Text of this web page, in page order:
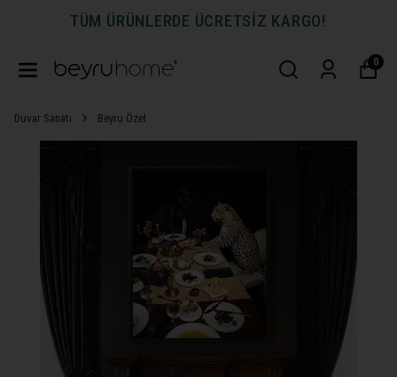
TÜM ÜRÜNLERDE ÜCRETSİZ KARGO!
0
Duvar Sanatı Beyru Özel